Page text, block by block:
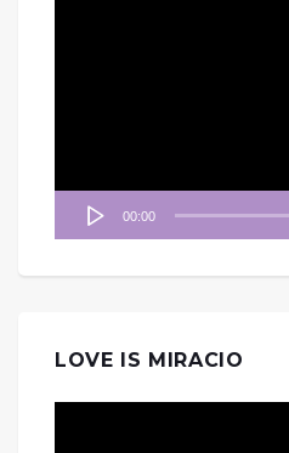
00:00
LOVE IS MIRACIO